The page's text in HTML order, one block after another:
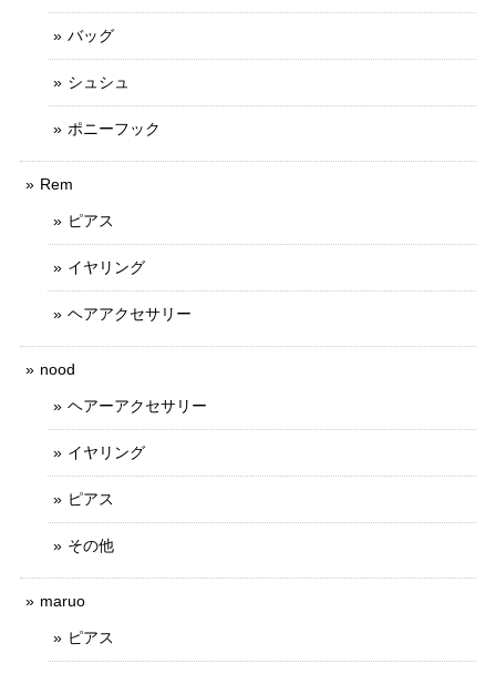
バッグ
シュシュ
ポニーフック
Rem
ピアス
イヤリング
ヘアアクセサリー
nood
ヘアーアクセサリー
イヤリング
ピアス
その他
maruo
ピアス